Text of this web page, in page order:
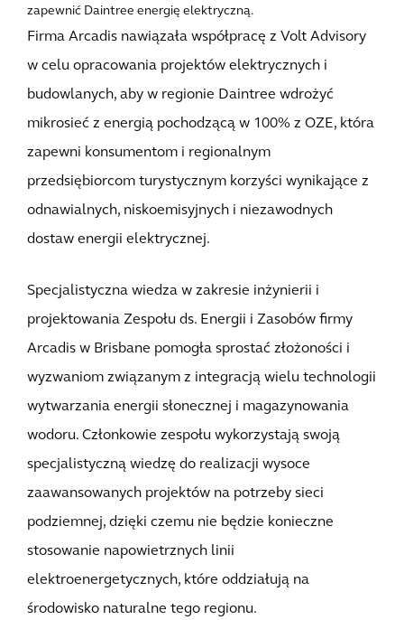
zapewnić Daintree energię elektryczną.
Firma Arcadis nawiązała współpracę z Volt Advisory
w celu opracowania projektów elektrycznych i
budowlanych, aby w regionie Daintree wdrożyć
mikrosieć z energią pochodzącą w 100% z OZE, która
zapewni konsumentom i regionalnym
przedsiębiorcom turystycznym korzyści wynikające z
odnawialnych, niskoemisyjnych i niezawodnych
dostaw energii elektrycznej.
Specjalistyczna wiedza w zakresie inżynierii i
projektowania Zespołu ds. Energii i Zasobów firmy
Arcadis w Brisbane pomogła sprostać złożoności i
wyzwaniom związanym z integracją wielu technologii
wytwarzania energii słonecznej i magazynowania
wodoru. Członkowie zespołu wykorzystają swoją
specjalistyczną wiedzę do realizacji wysoce
zaawansowanych projektów na potrzeby sieci
podziemnej, dzięki czemu nie będzie konieczne
stosowanie napowietrznych linii
elektroenergetycznych, które oddziałują na
środowisko naturalne tego regionu.